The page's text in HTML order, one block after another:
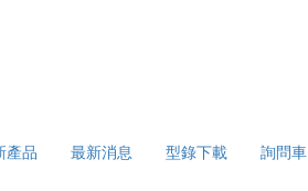
產品 最新消息 型錄下載 詢問車